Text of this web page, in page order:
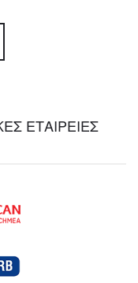
ΕΤΑΙΡΕΙΕΣ